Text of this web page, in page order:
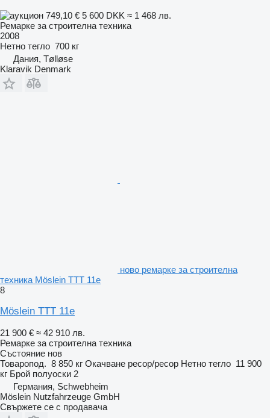
749,10 € 5 600 DKK ≈ 1 468 лв.
Ремарке за строителна техника
2008
Нетно тегло 700 кг
Дания, Tølløse
Klaravik Denmark
ново ремарке за строителна
техника Möslein TTT 11e
8
Möslein TTT 11e
21 900 € ≈ 42 910 лв.
Ремарке за строителна техника
Състояние нов
Товаропод. 8 850 кг Окачване ресор/ресор Нетно тегло 11 900
кг Брой полуоски 2
Германия, Schwebheim
Möslein Nutzfahrzeuge GmbH
Свържете се с продавача